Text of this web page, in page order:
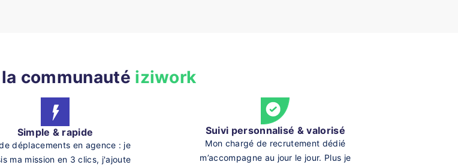
communauté iziwork
Simple & rapide
déplacements en agence : je
ma mission en 3 clics, j'ajoute
Suivi personnalisé & valorisé
Mon chargé de recrutement dédié
m’accompagne au jour le jour. Plus je